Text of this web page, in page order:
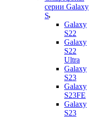
серии Galaxy
S
Galaxy
S22
Galaxy
S22
Ultra
Galaxy
S23
Galaxy
S23FE
Galaxy
S23